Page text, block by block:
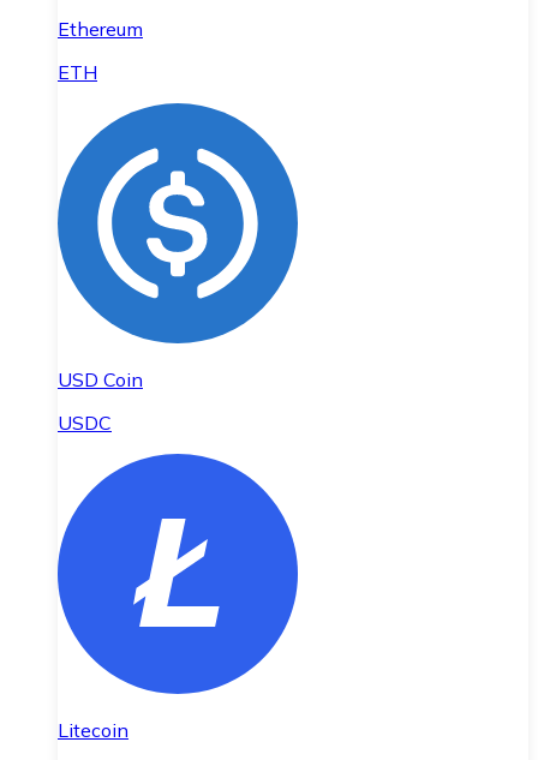
Ethereum
ETH
USD Coin
USDC
Litecoin